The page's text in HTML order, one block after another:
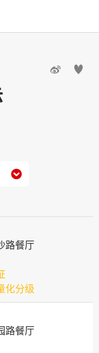
 

路餐厅
化分级
路餐厅